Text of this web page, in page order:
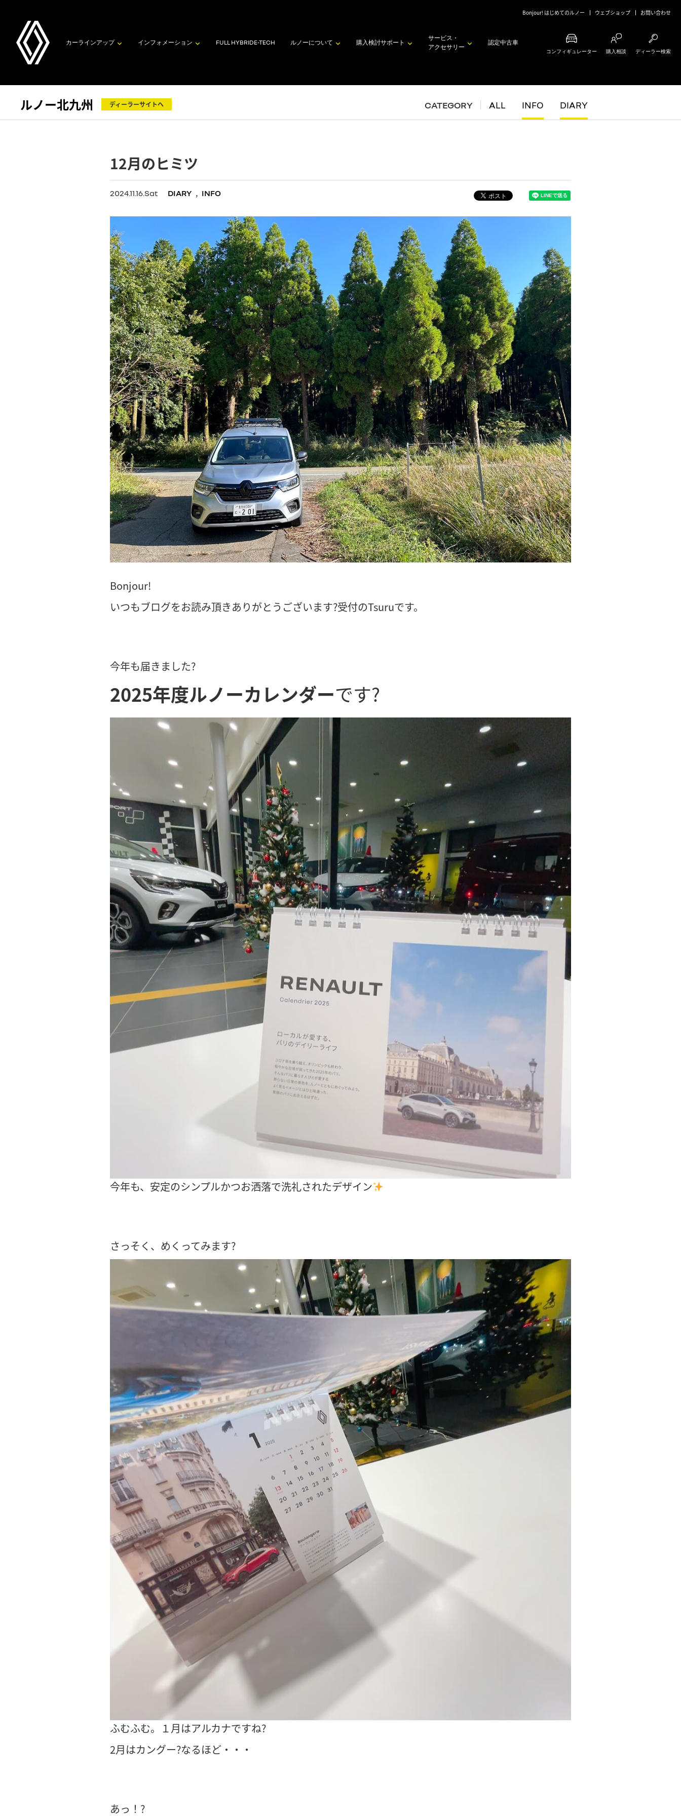
Bonjour! はじめてのルノー ウェブショップ お問い合わせ
カーラインアップ インフォメーション FULL HYBRIDE-TECH ルノーについて 購入検討サポート
サービス・
アクセサリー
認定中古車
コンフィギュレーター 購入相談 ディーラー検索
ルノー北九州 ディーラーサイトへ CATEGORY ALL INFO DIARY
12月のヒミツ
2024.11.16.Sat DIARY , INFO
Bonjour!
いつもブログをお読み頂きありがとうございます?受付のTsuruです。
今年も届きました?
2025年度ルノーカレンダーです?
今年も、安定のシンプルかつお洒落で洗礼されたデザイン
さっそく、めくってみます?
ふむふむ。１月はアルカナですね?
2月はカングー?なるほど・・・
あっ！?